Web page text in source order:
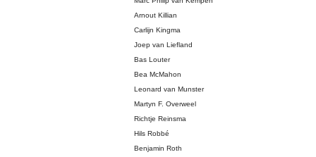
Arnout Killian
Carlijn Kingma
Joep van Liefland
Bas Louter
Bea McMahon
Leonard van Munster
Martyn F. Overweel
Richtje Reinsma
Hils Robbé
Benjamin Roth